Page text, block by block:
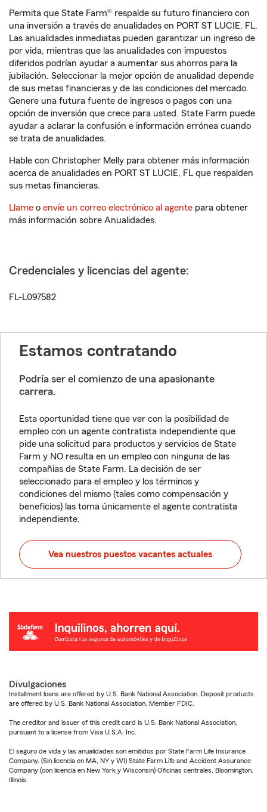
Permita que State Farm® respalde su futuro financiero con
una inversión a través de anualidades en PORT ST LUCIE, FL.
Las anualidades inmediatas pueden garantizar un ingreso de
por vida, mientras que las anualidades con impuestos
diferidos podrían ayudar a aumentar sus ahorros para la
jubilación. Seleccionar la mejor opción de anualidad depende
de sus metas financieras y de las condiciones del mercado.
Genere una futura fuente de ingresos o pagos con una
opción de inversión que crece para usted. State Farm puede
ayudar a aclarar la confusión e información errónea cuando
se trata de anualidades.
Hable con Christopher Melly para obtener más información
acerca de anualidades en PORT ST LUCIE, FL que respalden
sus metas financieras.
Llame o envíe un correo electrónico al agente para obtener
más información sobre Anualidades.
Credenciales y licencias del agente:
FL-L097582
Estamos contratando
Podría ser el comienzo de una apasionante
carrera.
Esta oportunidad tiene que ver con la posibilidad de
empleo con un agente contratista independiente que
pide una solicitud para productos y servicios de State
Farm y NO resulta en un empleo con ninguna de las
compañías de State Farm. La decisión de ser
seleccionado para el empleo y los términos y
condiciones del mismo (tales como compensación y
beneficios) las toma únicamente el agente contratista
independiente.
Vea nuestros puestos vacantes actuales
Divulgaciones
Installment loans are offered by U.S. Bank National Association. Deposit products
are offered by U.S. Bank National Association. Member FDIC.
The creditor and issuer of this credit card is U.S. Bank National Association,
pursuant to a license from Visa U.S.A. Inc.
El seguro de vida y las anualidades son emitidos por State Farm Life Insurance
Company. (Sin licencia en MA, NY y WI) State Farm Life and Accident Assurance
Company (con licencia en New York y Wisconsin) Oficinas centrales, Bloomington,
Illinois.